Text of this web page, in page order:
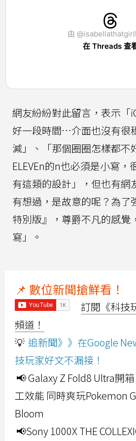
由
在 Threads 查
網友紛紛對此留言，表示「
好一段時間…介面也沒有很
減」、「那個圈圈怎樣都不
ELEVEn的n也必須是小寫，
有這類的設計」，但也有網
有想過，是故意的呢？為了
特別版』，尊爵不凡的感覺
寫」。
📌 數位新聞搶鮮看！
訂閱《科技
頻道！
💡 追新聞》》在Google
技玩家好文不漏接！
📢 Galaxy Z Fold8 Ultra開
工效能 同時爽玩Pokemon
Bloom
📢Sony 1000X THE